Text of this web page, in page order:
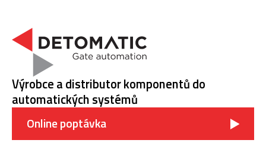
Výrobce a distributor komponentů do
automatických systémů
Online poptávka